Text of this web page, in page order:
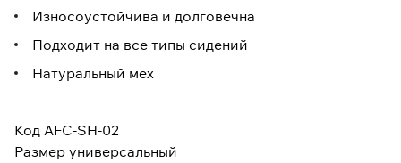
Износоустойчива и долговечна
Подходит на все типы сидений
Натуральный мех
Код AFC-SH-02
Размер универсальный